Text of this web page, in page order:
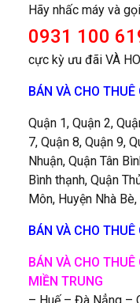
Hãy nhấc máy và gọi
0931 100
cực kỳ ưu đãi VÀ
BÁN VÀ CHO
Quận 1, Quận 2,
7, Quận 8, Quận 9,
Nhuận, Quận Tân
Bình thạnh, Quận
Môn, Huyện Nhà
BÁN VÀ CHO
BÁN VÀ CHO
MIỀN TRUNG